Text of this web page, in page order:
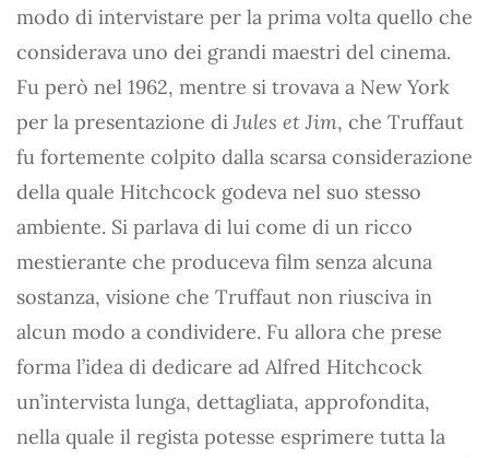
modo di intervistare per la prima volta quello che
considerava uno dei grandi maestri del cinema.
Fu però nel 1962, mentre si trovava a New York
per la presentazione di Jules et Jim, che Truffaut
fu fortemente colpito dalla scarsa considerazione
della quale Hitchcock godeva nel suo stesso
ambiente. Si parlava di lui come di un ricco
mestierante che produceva film senza alcuna
sostanza, visione che Truffaut non riusciva in
alcun modo a condividere. Fu allora che prese
forma l’idea di dedicare ad Alfred Hitchcock
un’intervista lunga, dettagliata, approfondita,
nella quale il regista potesse esprimere tutta la